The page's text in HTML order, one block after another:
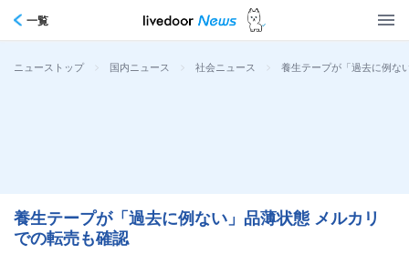
一覧
ニューストップ > 国内ニュース > 社会ニュース > 養生テープが「過去に例な
養生テープが「過去に例ない」品薄状態 メルカリ
での転売も確認